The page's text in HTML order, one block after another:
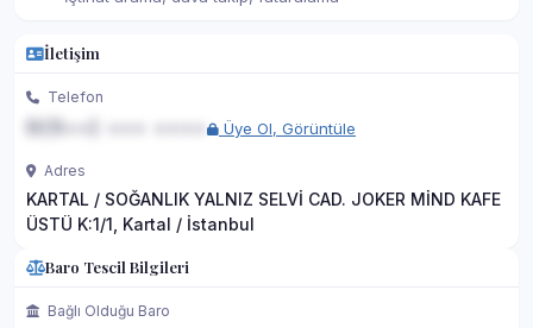
İletişim
Telefon
Üye Ol, Görüntüle
Adres
KARTAL / SOĞANLIK YALNIZ SELVİ CAD. JOKER MİND KAFE
ÜSTÜ K:1/1, Kartal / İstanbul
Baro Tescil Bilgileri
Bağlı Olduğu Baro